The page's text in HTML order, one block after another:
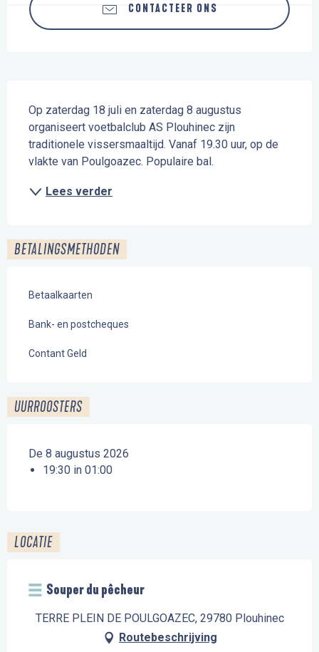
CONTACTEER ONS
Op zaterdag 18 juli en zaterdag 8 augustus
organiseert voetbalclub AS Plouhinec zijn
traditionele vissersmaaltijd. Vanaf 19.30 uur, op de
vlakte van Poulgoazec. Populaire bal.
Lees verder
BETALINGSMETHODEN
Betaalkaarten
Bank- en postcheques
Contant Geld
UURROOSTERS
De 8 augustus 2026
19:30 in 01:00
LOCATIE
Souper du pêcheur
TERRE PLEIN DE POULGOAZEC, 29780 Plouhinec
Routebeschrijving